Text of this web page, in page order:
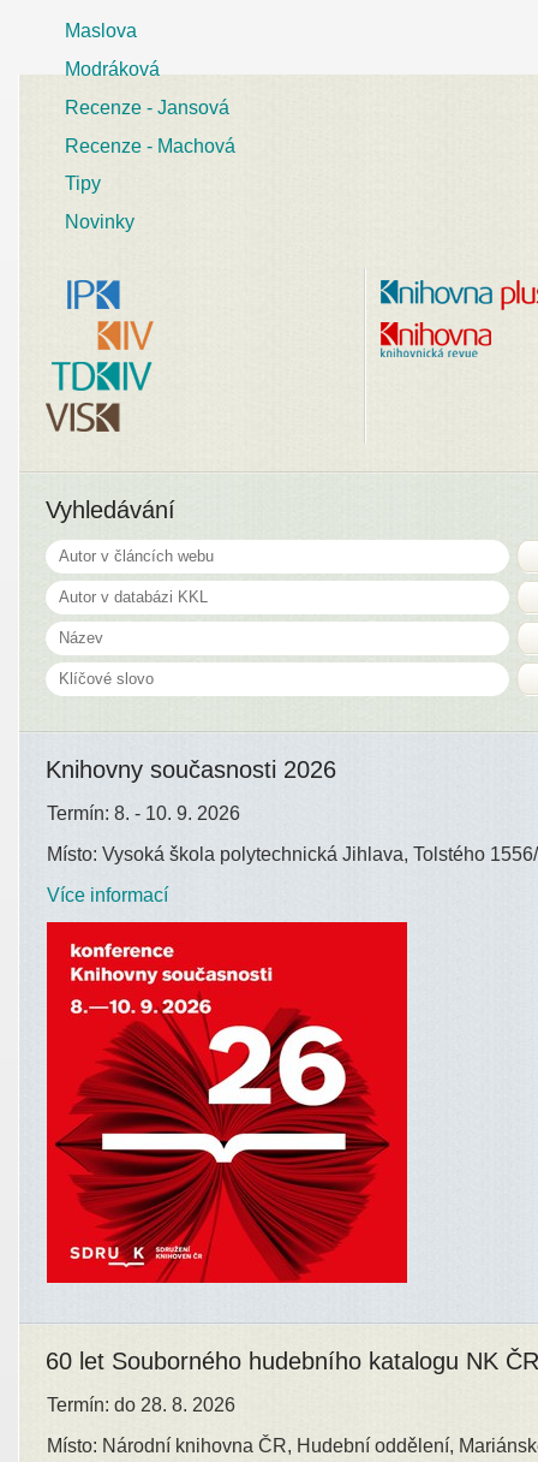
Maslova
Modráková
Recenze - Jansová
Recenze - Machová
Tipy
Novinky
Vyhledávání
Knihovny současnosti 2026
Termín: 8. - 10. 9. 2026
Místo: Vysoká škola polytechnická Jihlava, Tolstého
Více informací
60 let Souborného hudebního katalogu NK ČR
Termín: do 28. 8. 2026
Místo: Národní knihovna ČR, Hudební oddělení,